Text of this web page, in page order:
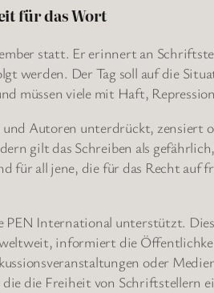
für das Wort
statt. Er erinnert an
werden. Der Tag soll auf die
müssen viele mit Haft,
Autoren unterdrückt, zensiert
gilt das Schreiben als
all jene, die für das Recht auf
International unterstützt.
informiert die
oder
die Freiheit von Schriftstellern